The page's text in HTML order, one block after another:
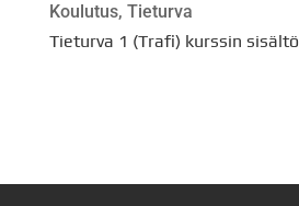
Koulutus, Tieturva
Tieturva 1 (Trafi) kurssin sisältö